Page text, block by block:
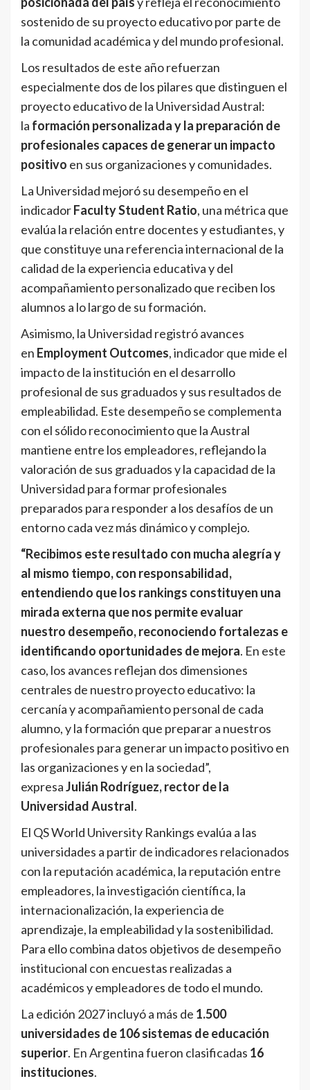
sostenido de su proyecto educativo por parte de
la comunidad académica y del mundo profesional.
Los resultados de este año refuerzan
especialmente dos de los pilares que distinguen el
proyecto educativo de la Universidad Austral:
la formación personalizada y la preparación de
profesionales capaces de generar un impacto
positivo en sus organizaciones y comunidades.
La Universidad mejoró su desempeño en el
indicadorFaculty Student Ratio, una métrica que
evalúa la relación entre docentes y estudiantes, y
que constituye una referencia internacional de la
calidad de la experiencia educativa y del
acompañamiento personalizado que reciben los
alumnos a lo largo de su formación.
Asimismo, la Universidad registró avances
en Employment Outcomes, indicador que mide el
impacto de la institución en el desarrollo
profesional de sus graduados y sus resultados de
empleabilidad. Este desempeño se complementa
con el sólido reconocimiento que la Austral
mantiene entre los empleadores, reflejando la
valoración de sus graduados y la capacidad de la
Universidad para formar profesionales
preparados para responder a los desafíos de un
entorno cada vez más dinámico y complejo.
“Recibimos este resultado con mucha alegría y
al mismo tiempo, con responsabilidad,
entendiendo que los rankings constituyen una
mirada externa que nos permite evaluar
nuestro desempeño, reconociendo fortalezas e
identificando oportunidades de mejora. En este
caso, los avances reflejan dos dimensiones
centrales de nuestro proyecto educativo: la
cercanía y acompañamiento personal de cada
alumno, y la formación que preparar a nuestros
profesionales para generar un impacto positivo en
las organizaciones y en la sociedad”,
expresaJulián Rodríguez, rector de la
Universidad Austral.
El QS World University Rankings evalúa a las
universidades a partir de indicadores relacionados
con la reputación académica, la reputación entre
empleadores, la investigación científica, la
internacionalización, la experiencia de
aprendizaje, la empleabilidad y la sostenibilidad.
Para ello combina datos objetivos de desempeño
institucional con encuestas realizadas a
académicos y empleadores de todo el mundo.
La edición 2027 incluyó a más de 1.500
universidades de 106 sistemas de educación
superior. En Argentina fueron clasificadas 16
instituciones.